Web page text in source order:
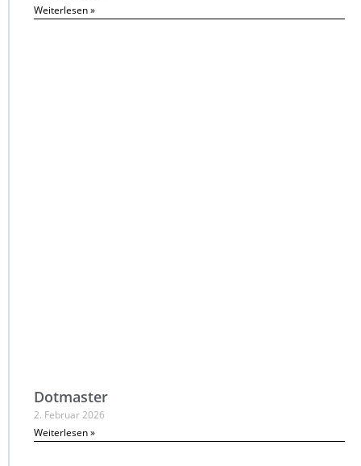
Weiterlesen »
Dotmaster
2. Februar 2026
Weiterlesen »